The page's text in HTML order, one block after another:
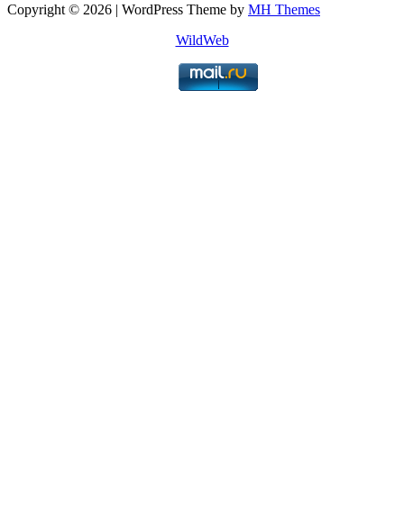
Copyright © 2026 | WordPress Theme by MH Themes
WildWeb